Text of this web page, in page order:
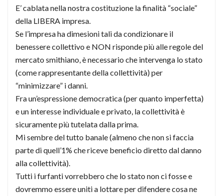
E’ cablata nella nostra costituzione la finalità “sociale”
della LIBERA impresa.
Se l’impresa ha dimesioni tali da condizionare il
benessere collettivo e NON risponde più alle regole del
mercato smithiano, è necessario che intervenga lo stato
(come rappresentante della collettività) per
“minimizzare” i danni.
Fra un’espressione democratica (per quanto imperfetta)
e un interesse individuale e privato, la collettività è
sicuramente più tutelata dalla prima.
Mi sembre del tutto banale (almeno che non si faccia
parte di quell’1% che riceve beneficio diretto dal danno
alla collettività).
Tutti i furfanti vorrebbero che lo stato non ci fosse e
dovremmo essere uniti a lottare per difendere cosa ne